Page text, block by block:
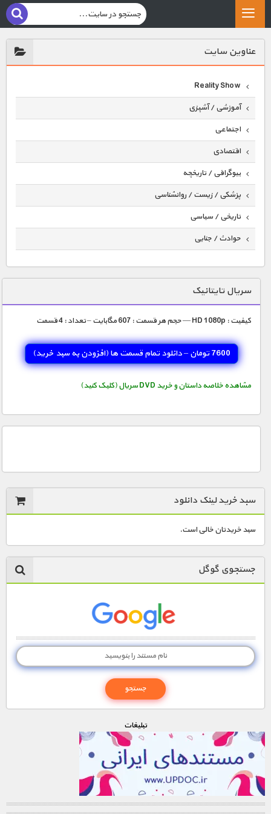
عناوين سايت
Reality Show
آموزشی / آشپزی
اجتماعی
اقتصادی
بیوگرافی / تاریخچه
پزشکی / زیست / روانشناسی
تاریخی / سیاسی
حوادث / جنایی
دنیای خوراکی ها
زمین شناسی / محیط زیست
سازه/ معماری/ مهندسی
سرگرمی
شناخت کودکان
طبیعت
علم و فناوری
ماورایی
مستند های اختصاصی
سریال تایتانیک
کیفیت : HD 1080p — حجم هر قسمت : 607 مگابایت – تعداد : 4 قسمت
7600 تومان – دانلود تمام قسمت ها (افزودن به سبد خريد)
مشاهده خلاصه داستان و خرید DVD سریال (کلیک کنید)
سبد خرید لینک دانلود
سبد خریدتان خالی است.
جستجوی گوگل
تبليغات